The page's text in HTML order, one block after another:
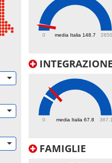
media Italia 148.7
0 2850
media Italia 67.8
0 367.1
FAMIGLIE